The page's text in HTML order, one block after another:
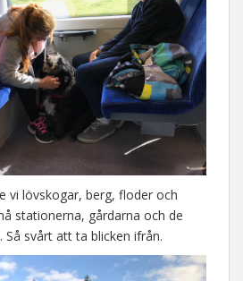
vi lövskogar, berg, floder och
stationerna, gårdarna och de
Så svårt att ta blicken ifrån.